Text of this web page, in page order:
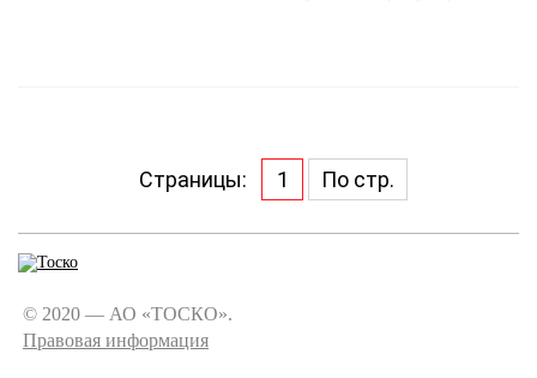
Страницы: 1 По стр.
© 2020 — АО «ТОСКО».
Правовая информация